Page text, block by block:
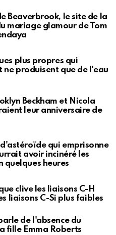
Beaverbrook, le site de la
mariage glamour de Tom
plus propres qui
produisent que de l'eau
Beckham et Nicola
leur anniversaire de
d'astéroïde qui emprisonne
avoir incinéré les
quelques heures
clive les liaisons C-H
liaisons C-Si plus faibles
de l'absence du
fille Emma Roberts